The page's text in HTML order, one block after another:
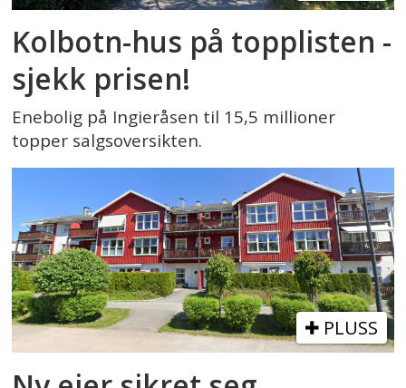
Kolbotn-hus på topplisten -
sjekk prisen!
Enebolig på Ingieråsen til 15,5 millioner
topper salgsoversikten.
PLUSS